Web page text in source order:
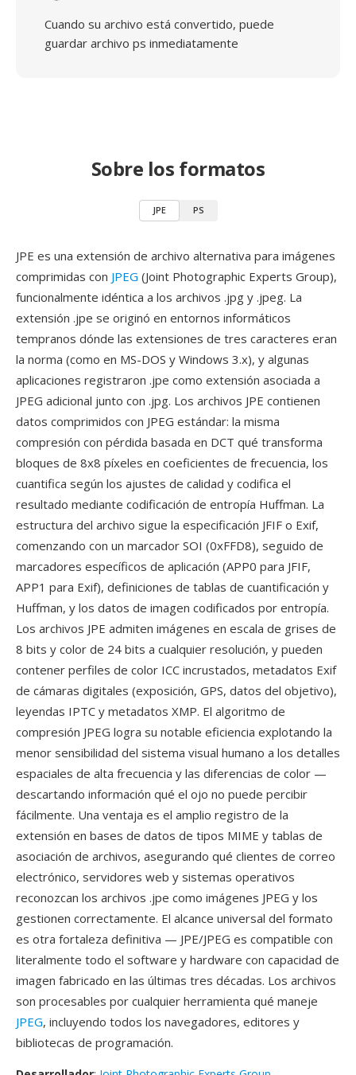
Cuando su archivo está convertido, puede
guardar archivo ps inmediatamente
Sobre los formatos
JPE PS
JPE es una extensión de archivo alternativa para imágenes
comprimidas con JPEG (Joint Photographic Experts Group),
funcionalmente idéntica a los archivos .jpg y .jpeg. La
extensión .jpe se originó en entornos informáticos
tempranos dónde las extensiones de tres caracteres eran
la norma (como en MS-DOS y Windows 3.x), y algunas
aplicaciones registraron .jpe como extensión asociada a
JPEG adicional junto con .jpg. Los archivos JPE contienen
datos comprimidos con JPEG estándar: la misma
compresión con pérdida basada en DCT qué transforma
bloques de 8x8 píxeles en coeficientes de frecuencia, los
cuantifica según los ajustes de calidad y codifica el
resultado mediante codificación de entropía Huffman. La
estructura del archivo sigue la especificación JFIF o Exif,
comenzando con un marcador SOI (0xFFD8), seguido de
marcadores específicos de aplicación (APP0 para JFIF,
APP1 para Exif), definiciones de tablas de cuantificación y
Huffman, y los datos de imagen codificados por entropía.
Los archivos JPE admiten imágenes en escala de grises de
8 bits y color de 24 bits a cualquier resolución, y pueden
contener perfiles de color ICC incrustados, metadatos Exif
de cámaras digitales (exposición, GPS, datos del objetivo),
leyendas IPTC y metadatos XMP. El algoritmo de
compresión JPEG logra su notable eficiencia explotando la
menor sensibilidad del sistema visual humano a los detalles
espaciales de alta frecuencia y las diferencias de color —
descartando información qué el ojo no puede percibir
fácilmente. Una ventaja es el amplio registro de la
extensión en bases de datos de tipos MIME y tablas de
asociación de archivos, asegurando qué clientes de correo
electrónico, servidores web y sistemas operativos
reconozcan los archivos .jpe como imágenes JPEG y los
gestionen correctamente. El alcance universal del formato
es otra fortaleza definitiva — JPE/JPEG es compatible con
literalmente todo el software y hardware con capacidad de
imagen fabricado en las últimas tres décadas. Los archivos
son procesables por cualquier herramienta qué maneje
JPEG, incluyendo todos los navegadores, editores y
bibliotecas de programación.